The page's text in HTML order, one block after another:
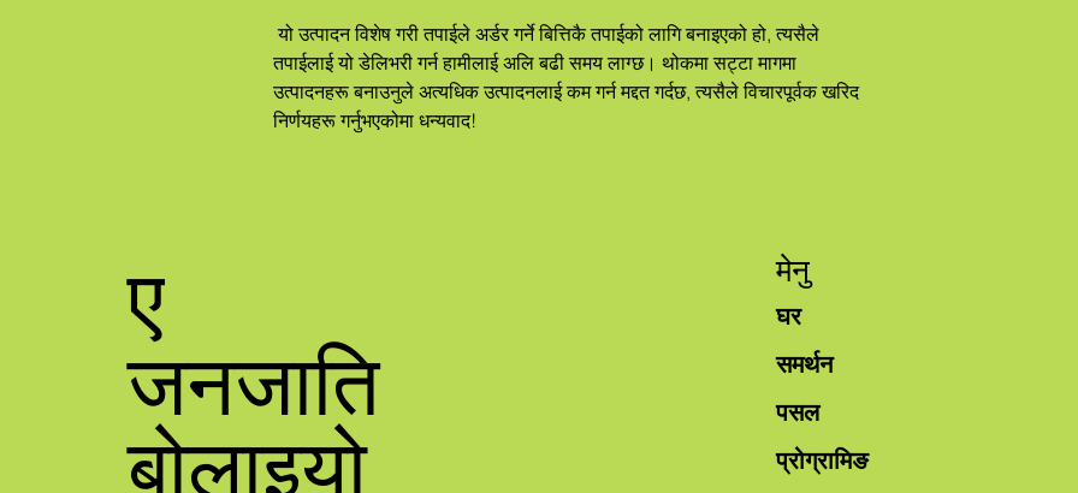
यो उत्पादन विशेष गरी तपाईले अर्डर गर्ने बित्तिकै तपाईको लागि बनाइएको हो, त्यसैले
तपाईलाई यो डेलिभरी गर्न हामीलाई अलि बढी समय लाग्छ। थोकमा सट्टा मागमा
उत्पादनहरू बनाउनुले अत्यधिक उत्पादनलाई कम गर्न मद्दत गर्दछ, त्यसैले विचारपूर्वक खरिद
निर्णयहरू गर्नुभएकोमा धन्यवाद!
ए
जनजाति
बोलाइयो
मेनु
घर
समर्थन
पसल
प्रोग्रामिङ